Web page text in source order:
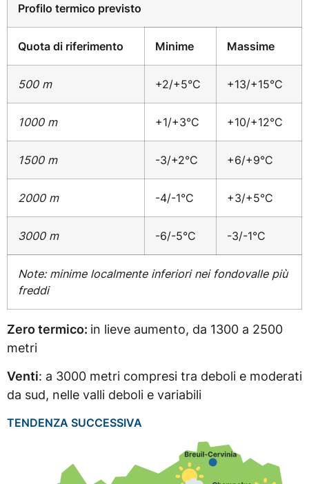
Profilo termico previsto
Quota di riferimento Minime Massime
500 m +2/+5°C +13/+15°C
1000 m +1/+3°C +10/+12°C
1500 m -3/+2°C +6/+9°C
2000 m -4/-1°C +3/+5°C
3000 m -6/-5°C -3/-1°C
Note: minime localmente inferiori nei fondovalle più
freddi
Zero termico: in lieve aumento, da 1300 a 2500
metri
Venti: a 3000 metri compresi tra deboli e moderati
da sud, nelle valli deboli e variabili
TENDENZA SUCCESSIVA